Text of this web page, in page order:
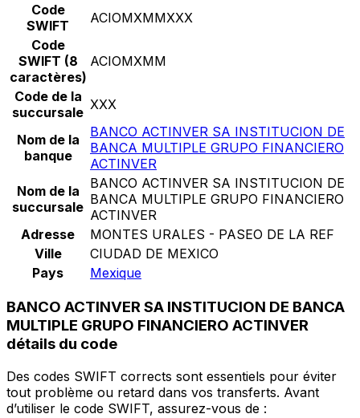
Code
SWIFT
ACIOMXMMXXX
Code
SWIFT (8
caractères)
ACIOMXMM
Code de la
succursale XXX
Nom de la
banque
BANCO ACTINVER SA INSTITUCION DE
BANCA MULTIPLE GRUPO FINANCIERO
ACTINVER
Nom de la
succursale
BANCO ACTINVER SA INSTITUCION DE
BANCA MULTIPLE GRUPO FINANCIERO
ACTINVER
Adresse
MONTES URALES - PASEO DE LA REF
Ville
CIUDAD DE MEXICO
Pays
Mexique
BANCO ACTINVER SA INSTITUCION DE BANCA
MULTIPLE GRUPO FINANCIERO ACTINVER
détails du code
Des codes SWIFT corrects sont essentiels pour éviter
tout problème ou retard dans vos transferts. Avant
d’utiliser le code SWIFT, assurez-vous de :